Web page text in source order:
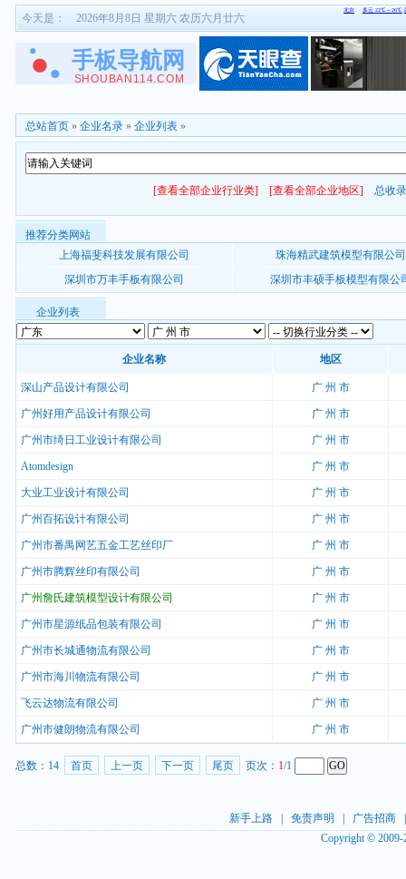
今天是： 2026年8月8日 星期六 农历六月廿六
总站首页 » 企业名录 » 企业列表 »
[查看全部企业行业类] [查看全部企业地区] 总收
推荐分类网站
上海福斐科技发展有限公司
珠海精武建筑模型有限公司
深圳市万丰手板有限公司
深圳市丰硕手板模型有限公
企业列表
企业名称 地区
深山产品设计有限公司 广 州 市
广州好用产品设计有限公司 广 州 市
广州市绮日工业设计有限公司 广 州 市
Atomdesign 广 州 市
大业工业设计有限公司 广 州 市
广州百拓设计有限公司 广 州 市
广州市番禺网艺五金工艺丝印厂 广 州 市
广州市腾辉丝印有限公司 广 州 市
广州詹氏建筑模型设计有限公司 广 州 市
广州市星源纸品包装有限公司 广 州 市
广州市长城通物流有限公司 广 州 市
广州市海川物流有限公司 广 州 市
飞云达物流有限公司 广 州 市
广州市健朗物流有限公司 广 州 市
总数： 14 首页 上一页 下一页 尾页 页次： 1/1
新手上路| 免责声明 广告招商
Copyright ©